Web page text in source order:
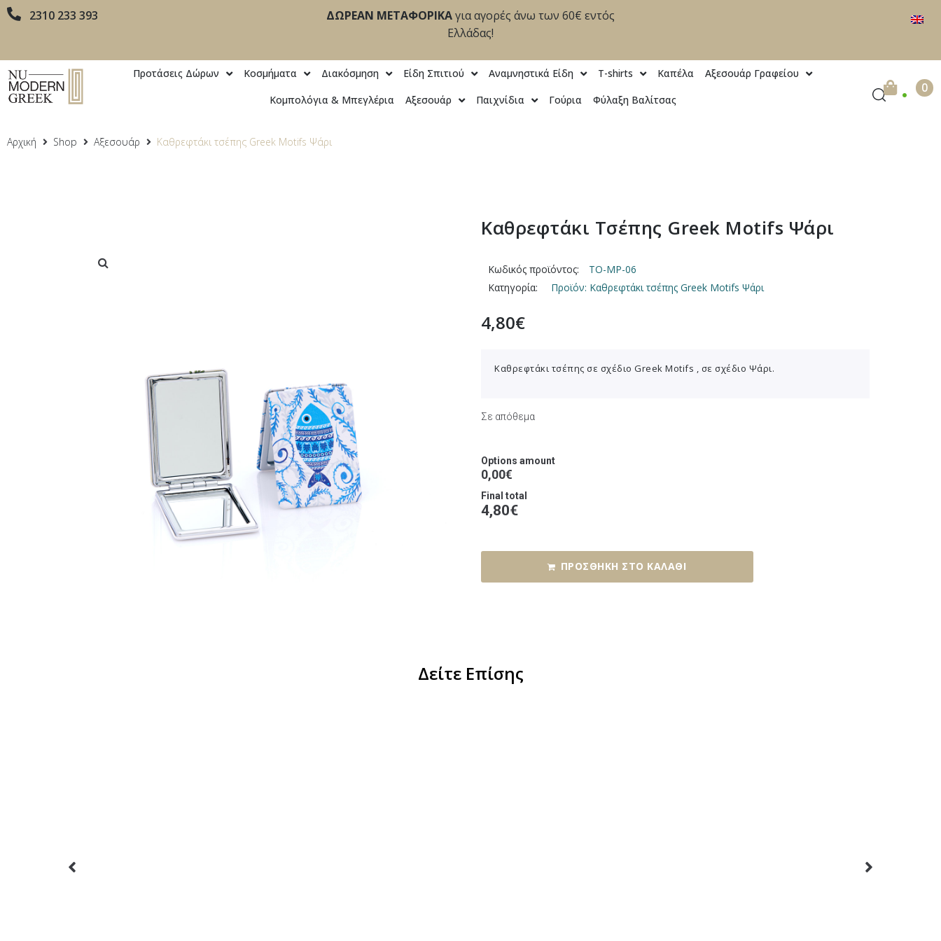
2310 233 393 ΔΩΡΕΑΝ ΜΕΤΑΦΟΡΙΚΑγια αγορές άνω των 60€ εντός
Ελλάδας!
Προτάσεις Δώρων Κοσμήματα Διακόσμηση Είδη Σπιτιού Αναμνηστικά Είδη T-shirts Καπέλα
Αξεσουάρ Γραφείου
Κομπολόγια & Μπεγλέρια
Αξεσουάρ Παιχνίδια Γούρια Φύλαξη Βαλίτσας . 0
Αρχική Shop Αξεσουάρ Καθρεφτάκι τσέπης Greek Μotifs Ψάρι
Καθρεφτάκι Τσέπης Greek Μotifs Ψάρι
Κωδικός προϊόντος:
TO-MP-06
Κατηγορία:
Προϊόν: Καθρεφτάκι τσέπης Greek Μotifs Ψάρι
4,80€
Καθρεφτάκι τσέπης σε σχέδιο Greek Μotifs , σε σχέδιο Ψάρι.
Σε απόθεμα
Options amount
0,00€
Final total
4,80€
ΠΡΟΣΘΉΚΗ ΣΤΟ ΚΑΛΆΘΙ
Δείτε Επίσης